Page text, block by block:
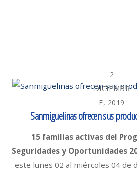
2
DICIEMBR
E, 2019
Sanmiguelinas ofrecen sus
15 familias activas del
Seguridades y Oportunidades
este lunes 02 al miércoles 04 de